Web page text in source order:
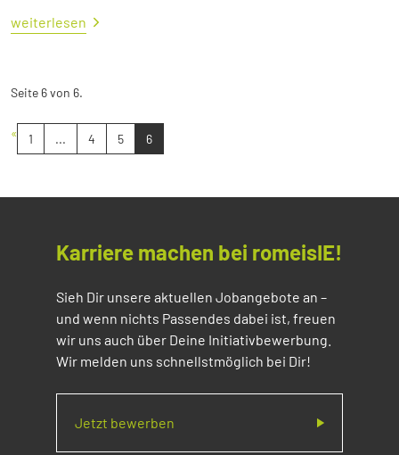
weiterlesen
Seite 6 von 6.
« 1 ... 4 5 6
Karriere machen bei romeisIE!
Sieh Dir unsere aktuellen Jobangebote an –
und wenn nichts Passendes dabei ist, freuen
wir uns auch über Deine Initiativbewerbung.
Wir melden uns schnellstmöglich bei Dir!
Jetzt bewerben